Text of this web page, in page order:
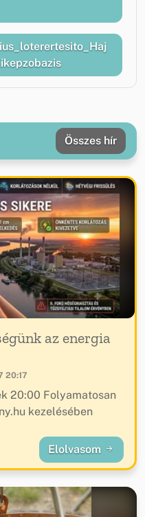
Összes hír
az energia
20:17
20:00 Folyamatosan
kezelésében
Elolvasom